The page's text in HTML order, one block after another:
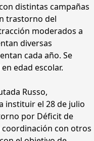
distintas campañas
trastorno del
moderados a
diversas
cada año. Se
edad escolar.
Russo,
instituir el 28 de julio
por Déficit de
coordinación con otros